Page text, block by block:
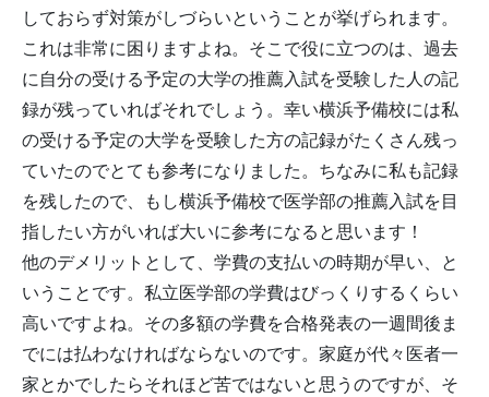
しておらず対策がしづらいということが挙げられます。
これは非常に困りますよね。そこで役に立つのは、過去
に自分の受ける予定の大学の推薦入試を受験した人の記
録が残っていればそれでしょう。幸い横浜予備校には私
の受ける予定の大学を受験した方の記録がたくさん残っ
ていたのでとても参考になりました。ちなみに私も記録
を残したので、もし横浜予備校で医学部の推薦入試を目
指したい方がいれば大いに参考になると思います！
他のデメリットとして、学費の支払いの時期が早い、と
いうことです。私立医学部の学費はびっくりするくらい
高いですよね。その多額の学費を合格発表の一週間後ま
でには払わなければならないのです。家庭が代々医者一
家とかでしたらそれほど苦ではないと思うのですが、そ